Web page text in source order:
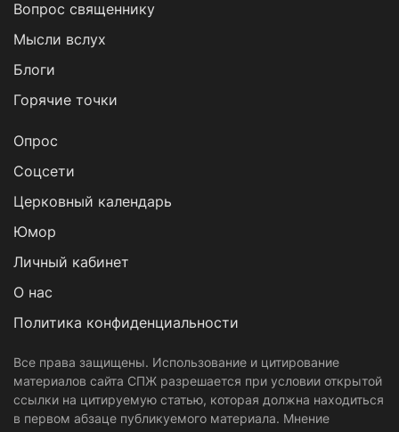
Вопрос священнику
Мысли вслух
Блоги
Горячие точки
Опрос
Cоцсети
Церковный календарь
Юмор
Личный кабинет
О нас
Политика конфиденциальности
Все права защищены. Использование и цитирование
материалов сайта СПЖ разрешается при условии открытой
ссылки на цитируемую статью, которая должна находиться
в первом абзаце публикуемого материала. Мнение